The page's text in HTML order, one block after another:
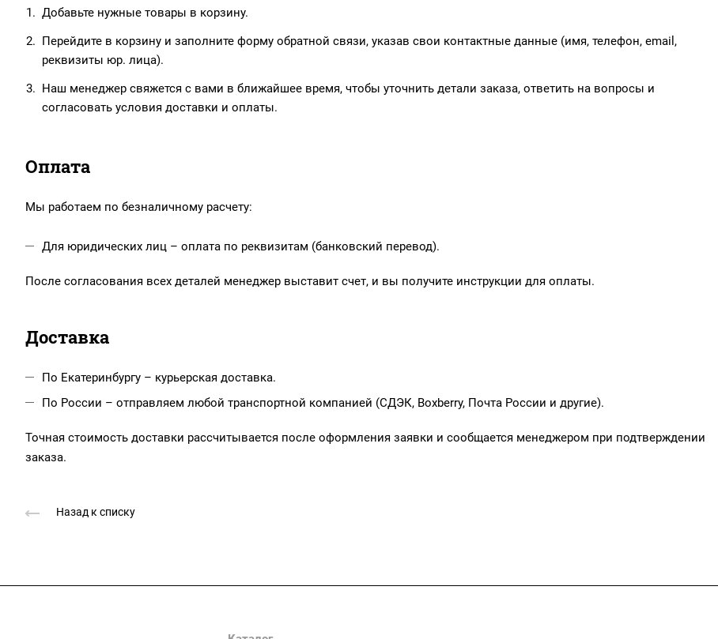
Добавьте нужные товары в корзину.
Перейдите в корзину и заполните форму обратной связи, указав свои контактные данные (имя, телефон, email,
реквизиты юр. лица).
Наш менеджер свяжется с вами в ближайшее время, чтобы уточнить детали заказа, ответить на вопросы и
согласовать условия доставки и оплаты.
Оплата
Мы работаем по безналичному расчету:
Для юридических лиц – оплата по реквизитам (банковский перевод).
После согласования всех деталей менеджер выставит счет, и вы получите инструкции для оплаты.
Доставка
По Екатеринбургу – курьерская доставка.
По России – отправляем любой транспортной компанией (СДЭК, Boxberry, Почта России и другие).
Точная стоимость доставки рассчитывается после оформления заявки и сообщается менеджером при подтверждении
заказа.
Назад к списку